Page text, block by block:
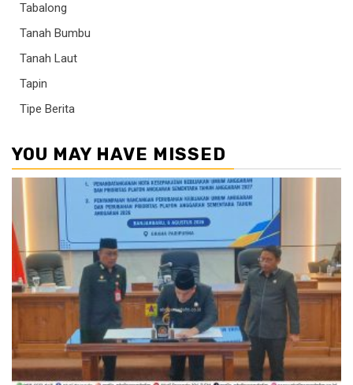
Tabalong
Tanah Bumbu
Tanah Laut
Tapin
Tipe Berita
YOU MAY HAVE MISSED